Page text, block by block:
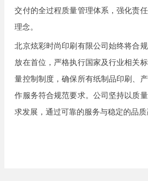
交付的全过程质量管理体系，强化责
理念。
北京炫彩时尚印刷有限公司始终将合
放在首位，严格执行国家及行业相关
量控制制度，确保所有纸制品印刷、
作服务符合规范要求。公司坚持以质
求发展，通过可靠的服务与稳定的品质